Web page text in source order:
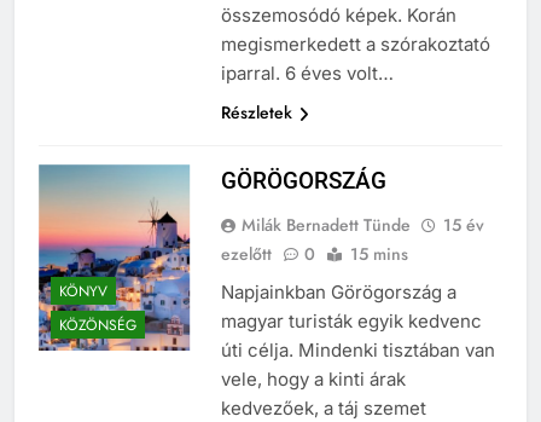
összemosódó képek. Korán
megismerkedett a szórakoztató
iparral. 6 éves volt…
Részletek
KÖNYV
KÖZÖNSÉG
GÖRÖGORSZÁG
Milák Bernadett Tünde
15 év
ezelőtt
0 15 mins
Napjainkban Görögország a
magyar turisták egyik kedvenc
úti célja. Mindenki tisztában van
vele, hogy a kinti árak
kedvezőek, a táj szemet